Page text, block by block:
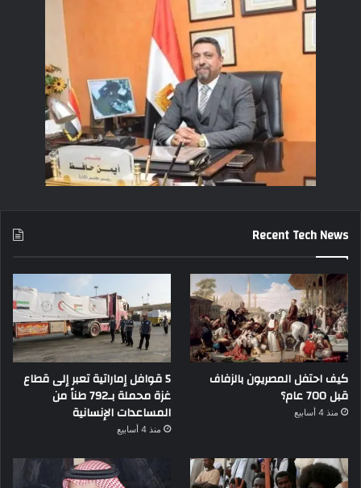
Recent Tech News
كيف احتفل المصريون بالزفاف
قبل 700 عام؟
منذ 4 أسابيع
5 قوافل إماراتية تعبر إلى قطاع
غزة محملة بـ792 طناً من
المساعدات الإنسانية
منذ 4 أسابيع